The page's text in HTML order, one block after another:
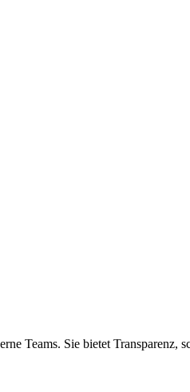
Teams. Sie bietet Transparenz,